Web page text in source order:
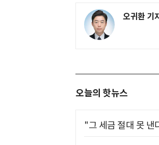
오귀환 기
오늘의 핫뉴스
"그 세금 절대 못